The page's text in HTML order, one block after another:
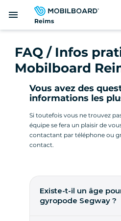
Reims
menu
FAQ / Infos
Mobilboard
Vous avez des
informations les
Si toutefois vous ne trouvez
équipe se fera un plaisir de
contactant par téléphone ou
contact.
Existe-t-il un âge
gyropode Segway ?